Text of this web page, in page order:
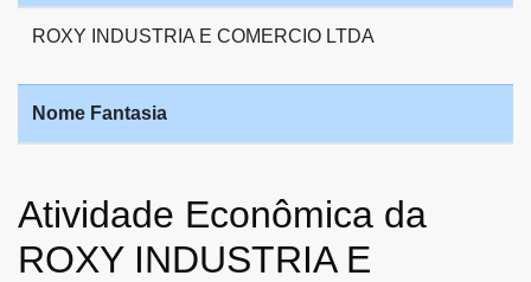
ROXY INDUSTRIA E COMERCIO LTDA
Nome Fantasia
Atividade Econômica da
ROXY INDUSTRIA E